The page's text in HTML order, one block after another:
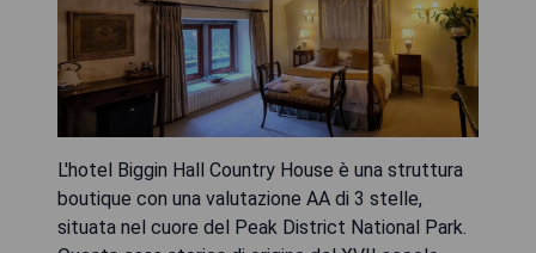
L'hotel Biggin Hall Country House è una struttura
boutique con una valutazione AA di 3 stelle,
situata nel cuore del Peak District National Park.